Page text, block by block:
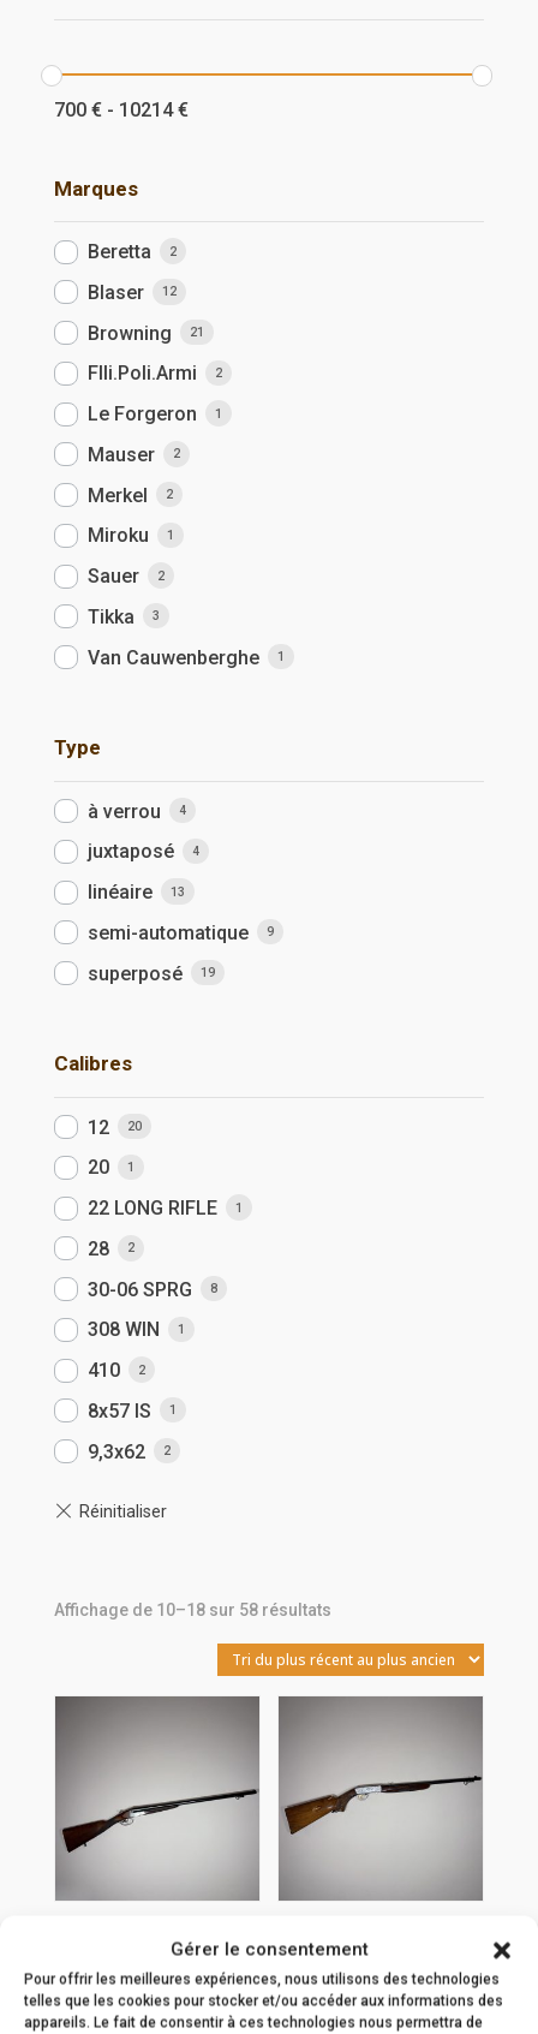
Gérer le consentement
Pour offrir les meilleures expériences, nous utilisons des technologies
telles que les cookies pour stocker et/ou accéder aux informations des
appareils. Le fait de consentir à ces technologies nous permettra de
700 €- 10214 €
Marques
Beretta 2
Blaser 12
Browning 21
Flli.Poli.Armi 2
Le Forgeron 1
Mauser 2
Merkel 2
Miroku 1
Sauer 2
Tikka 3
Van Cauwenberghe 1
Type
à verrou 4
juxtaposé 4
linéaire 13
semi-automatique 9
superposé 19
Calibres
12 20
20 1
22 LONG RIFLE 1
28 2
30-06 SPRG 8
308 WIN 1
410 2
8x57 IS 1
9,3x62 2
Affichage de 10–18 sur 58 résultatsTrié
du
plus
ancien
Fusil Juxtaposé
Forgeron Cal.12
Carabine Browning
Grade 3 semi-auto
Cal.22LR